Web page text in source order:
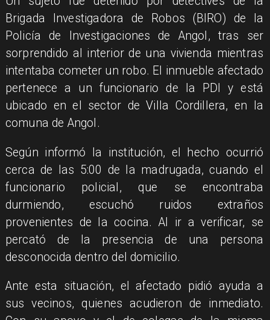
Brigada Investigadora de Robos (BIRO) de la
Policía de Investigaciones de Angol, tras ser
sorprendido al interior de una vivienda mientras
intentaba cometer un robo. El inmueble afectado
pertenece a un funcionario de la PDI y está
ubicado en el sector de Villa Cordillera, en la
comuna de Angol.
Según informó la institución, el hecho ocurrió
cerca de las 5:00 de la madrugada, cuando el
funcionario policial, que se encontraba
durmiendo, escuchó ruidos extraños
provenientes de la cocina. Al ir a verificar, se
percató de la presencia de una persona
desconocida dentro del domicilio.
​Ante esta situación, el afectado pidió ayuda a
sus vecinos, quienes acudieron de inmediato.